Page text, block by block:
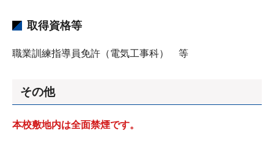
取得資格等
職業訓練指導員免許（電気工事科） 等
その他
本校敷地内は全面禁煙です。